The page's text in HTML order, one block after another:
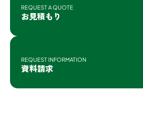
REQUEST A QUOTE
お見積もり
REQUEST INFORMATION
資料請求